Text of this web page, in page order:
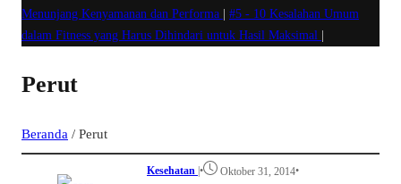
Menunjang Kenyamanan dan Performa
#5 - 10 Kesalahan Umum
dalam Fitness yang Harus Dihindari untuk Hasil Maksimal
Perut
Beranda / Perut
Kesehatan • Oktober 31, 2014•